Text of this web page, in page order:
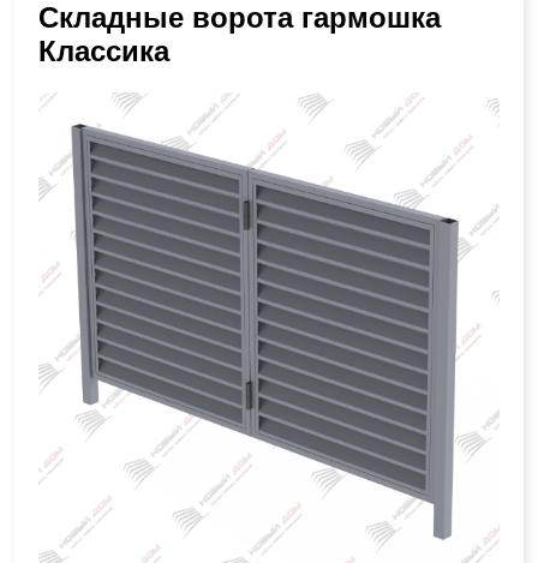
Складные ворота гармошка
Классика